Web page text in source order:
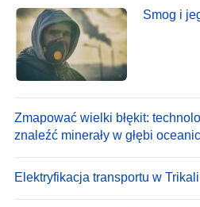
Smog i
Zmapować wielki błękit:
znaleźć minerały w głębi
Elektryfikacja transportu w